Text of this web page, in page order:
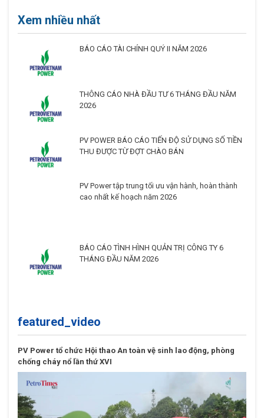
Xem nhiều nhất
BÁO CÁO TÀI CHÍNH QUÝ II NĂM 2026
THÔNG CÁO NHÀ ĐẦU TƯ 6 THÁNG ĐẦU NĂM
2026
PV POWER BÁO CÁO TIẾN ĐỘ SỬ DỤNG SỐ TIỀN
THU ĐƯỢC TỪ ĐỢT CHÀO BÁN
PV Power tập trung tối ưu vận hành, hoàn thành
cao nhất kế hoạch năm 2026
PV Power tổ chức Hội thao An toàn vệ sinh lao động, phòng
chống cháy nổ lần thứ XVI